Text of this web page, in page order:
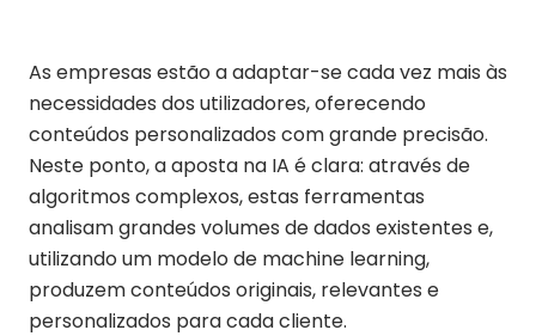
As empresas estão a adaptar-se cada vez mais às
necessidades dos utilizadores, oferecendo
conteúdos personalizados com grande precisão.
Neste ponto, a aposta na IA é clara: através de
algoritmos complexos, estas ferramentas
analisam grandes volumes de dados existentes e,
utilizando um modelo de machine learning,
produzem conteúdos originais, relevantes e
personalizados para cada cliente.